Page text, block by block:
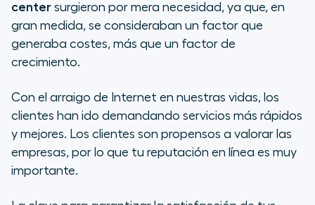
Mejores prácticas para mejorar el
rendimiento de los agentes de call
center de ventas
rendimiento: atención al cliente
Parámetros para una mejor
medición del rendimiento
center surgieron por mera necesidad, ya que, en
gran medida, se consideraban un factor que
generaba costes, más que un factor de
crecimiento.
Con el arraigo de Internet en nuestras vidas, los
clientes han ido demandando servicios más rápidos
y mejores. Los clientes son propensos a valorar las
empresas, por lo que tu reputación en línea es muy
importante.